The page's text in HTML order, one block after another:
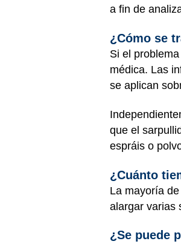
a fin de
¿Cómo se
Si el
médica. Las
se aplican
que el
espráis o
¿Cuánto
La mayoría
alargar varias
¿Se puede